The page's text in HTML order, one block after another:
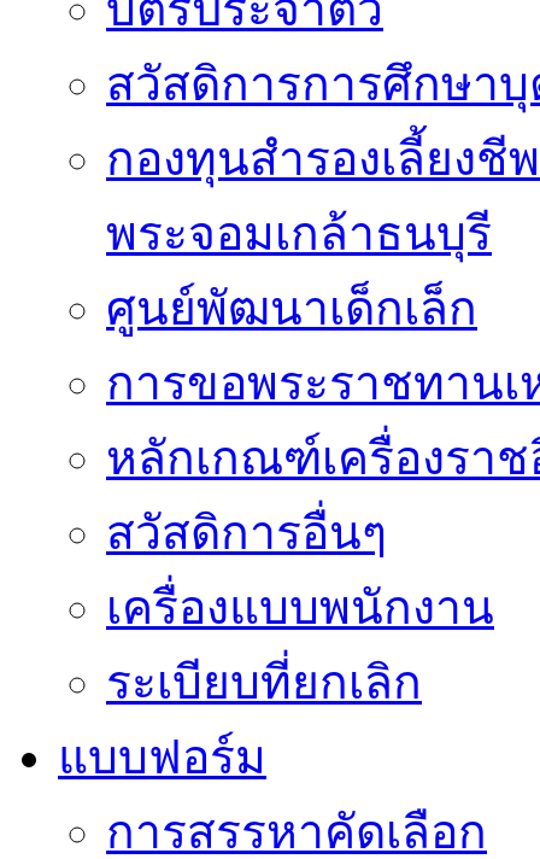
สวัสดิการการศึกษาบุ
กองทุนสำรองเลี้ยง
พระจอมเกล้าธนบุรี
ศูนย์พัฒนาเด็กเล็ก
การขอพระราชทาน
หลักเกณฑ์เครื่องรา
สวัสดิการอื่นๆ
เครื่องแบบพนักงาน
ระเบียบที่ยกเลิก
แบบฟอร์ม
การสรรหาคัดเลือก